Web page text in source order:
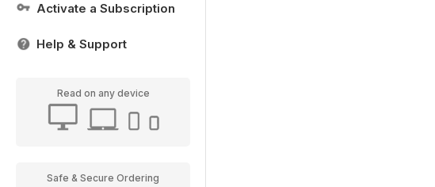
Activate a Subscription
Help & Support
Read on any device
Safe & Secure Ordering